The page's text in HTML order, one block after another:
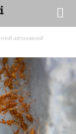
автономной